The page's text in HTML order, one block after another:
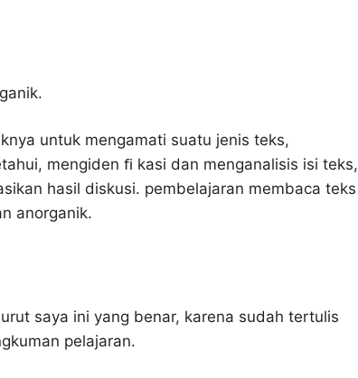
untuk mengamati suatu jenis teks,
mengiden ﬁ kasi dan menganalisis isi teks,
hasil diskusi. pembelajaran membaca teks
anorganik.
saya ini yang benar, karena sudah tertulis
pelajaran.